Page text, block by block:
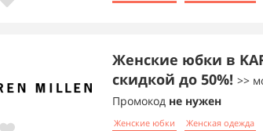
Женские юбки в
скидкой до 50%! >>
Промокод не нужен
Женские юбки Женская одежда